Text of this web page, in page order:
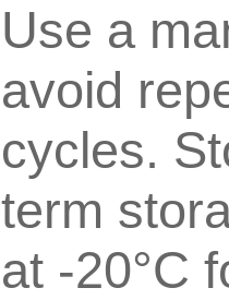
Use a
avoid
cycles.
term
at -20°C